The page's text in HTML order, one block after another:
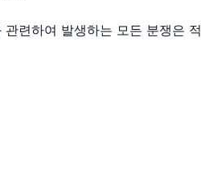
련하여 발생하는 모든 분쟁은 적